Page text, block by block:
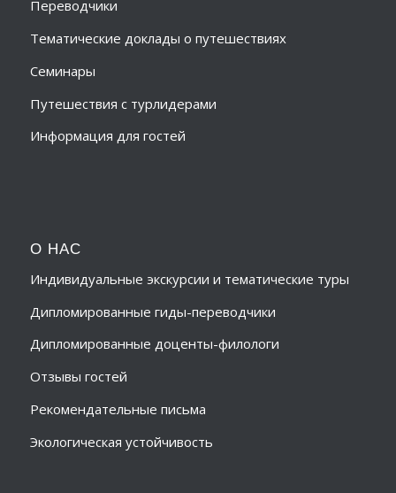
Переводчики
Тематические доклады о путешествиях
Семинары
Путешествия с турлидерами
Информация для гостей
О НАС
Индивидуальные экскурсии и тематические туры
Дипломированные гиды-переводчики
Дипломированные доценты-филологи
Отзывы гостей
Рекомендательные письма
Экологическая устойчивость